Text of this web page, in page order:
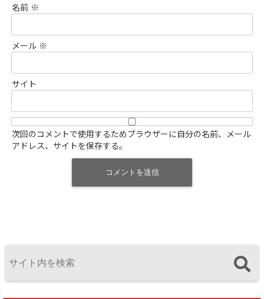
名前 ※
メール ※
サイト
次回のコメントで使用するためブラウザーに自分の名前、メール
アドレス、サイトを保存する。